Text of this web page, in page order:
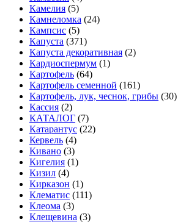
Камелия (5)
Камнеломка (24)
Кампсис (5)
Капуста (371)
Капуста декоративная (2)
Кардиоспермум (1)
Картофель (64)
Картофель семенной (161)
Картофель, лук, чеснок, грибы (30)
Кассия (2)
КАТАЛОГ (7)
Катарантус (22)
Кервель (4)
Кивано (3)
Кигелия (1)
Кизил (4)
Кирказон (1)
Клематис (111)
Клеома (3)
Клещевина (3)